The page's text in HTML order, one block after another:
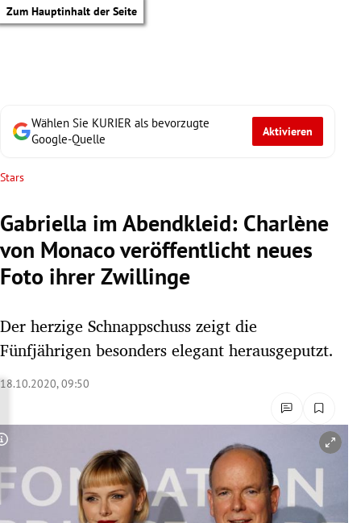
Zum Hauptinhalt der Seite
Untermenü
Untermenü
Untermenü
Untermenü
Wählen Sie KURIER als bevorzugte
Google-Quelle
Aktivieren
Stars
Gabriella im Abendkleid: Charlène
von Monaco veröffentlicht neues
Foto ihrer Zwillinge
Der herzige Schnappschuss zeigt die
Fünfjährigen besonders elegant herausgeputzt.
18.10.2020, 09:50
Copyright-Hinweis öffnen/schließen